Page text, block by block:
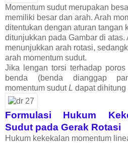
Momentum sudut merupakan
memiliki besar dan arah. Arah
ditentukan dengan aturan tangan
ditunjukkan pada Gambar di atas.
menunjukkan arah rotasi,
arah momentum sudut.
Jika lengan torsi terhadap poros
benda (benda dianggap
momentum sudutL dapat dihitung
Formulasi Hukum
Sudut pada Gerak Rotasi
Hukum kekekalan momentum